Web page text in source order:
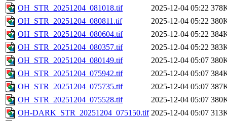
OH_STR_20251204_081018.tif
2025-12-04 05:22
OH_STR_20251204_080811.tif
2025-12-04 05:22
OH_STR_20251204_080604.tif
2025-12-04 05:22
OH_STR_20251204_080357.tif
2025-12-04 05:22
OH_STR_20251204_080149.tif
2025-12-04 05:07
OH_STR_20251204_075942.tif
2025-12-04 05:07
OH_STR_20251204_075735.tif
2025-12-04 05:07
OH_STR_20251204_075528.tif
2025-12-04 05:07
OH-DARK_STR_20251204_075150.tif 2025-12-04 05:07